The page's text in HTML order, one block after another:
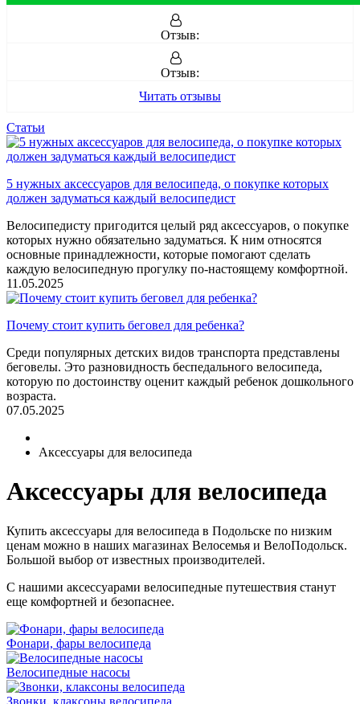
Отзыв:
Отзыв:
Читать отзывы
Статьи
5 нужных аксессуаров для велосипеда, о покупке которых
должен задуматься каждый велосипедист
Велосипедисту пригодится целый ряд аксессуаров, о покупке
которых нужно обязательно задуматься. К ним относятся
основные принадлежности, которые помогают сделать
каждую велосипедную прогулку по-настоящему комфортной.
11.05.2025
Почему стоит купить беговел для ребенка?
Среди популярных детских видов транспорта представлены
беговелы. Это разновидность беспедального велосипеда,
которую по достоинству оценит каждый ребенок дошкольного
возраста.
07.05.2025
Аксессуары для велосипеда
Аксессуары для велосипеда
Купить аксессуары для велосипеда в Подольске по низким
ценам можно в наших магазинах Велосемья и ВелоПодольск.
Большой выбор от известных производителей.
С нашими аксессуарами велосипедные путешествия станут
еще комфортней и безопаснее.
Фонари, фары велосипеда
Велосипедные насосы
Звонки, клаксоны велосипеда